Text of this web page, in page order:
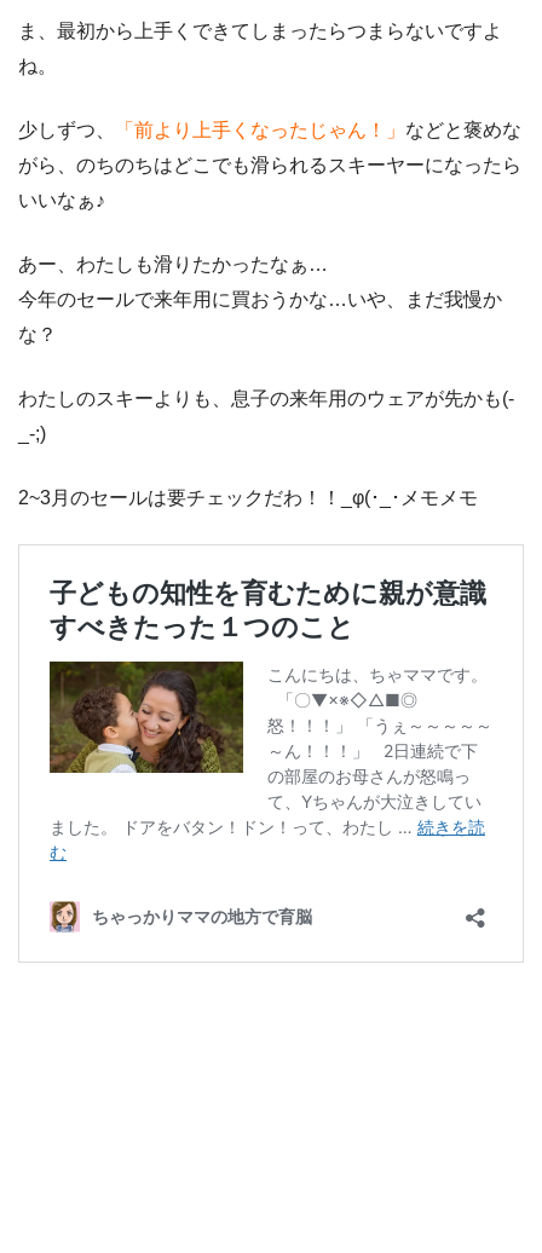
ま、最初から上手くできてしまったらつまらないですよ
ね。
少しずつ、 「前より上手くなったじゃん！」 などと褒めな
がら、のちのちはどこでも滑られるスキーヤーになったら
いいなぁ♪
あー、わたしも滑りたかったなぁ…
今年のセールで来年用に買おうかな…いや、まだ我慢か
な？
わたしのスキーよりも、息子の来年用のウェアが先かも(-
_-;)
2~3月のセールは要チェックだわ！！_φ(･_･メモメモ